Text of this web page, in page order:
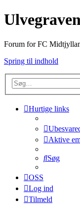
Forum for FC
Spring til indhold
Hurtige links
Aktive
Søg
OSS
Log ind
Tilmeld